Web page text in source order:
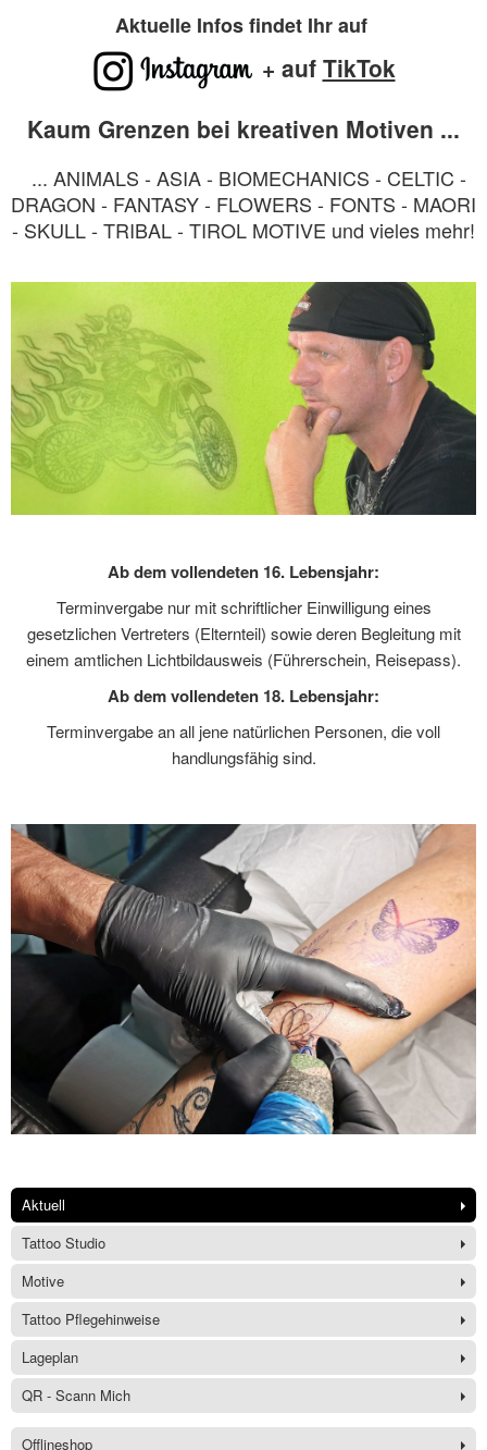
Aktuelle Infos findet Ihr auf
+ auf TikTok
Kaum Grenzen bei kreativen Motiven ...
... ANIMALS - ASIA - BIOMECHANICS - CELTIC -
DRAGON - FANTASY - FLOWERS - FONTS - MAORI
- SKULL - TRIBAL - TIROL MOTIVE und vieles mehr!
Ab dem vollendeten 16. Lebensjahr:
Terminvergabe nur mit schriftlicher Einwilligung eines
gesetzlichen Vertreters (Elternteil) sowie deren Begleitung mit
einem amtlichen Lichtbildausweis (Führerschein, Reisepass).
Ab dem vollendeten 18. Lebensjahr:
Terminvergabe an all jene natürlichen Personen, die voll
handlungsfähig sind.
Aktuell
Tattoo Studio
Motive
Tattoo Pflegehinweise
Lageplan
QR - Scann Mich
Offlineshop